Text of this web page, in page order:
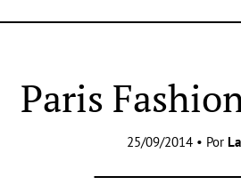
Paris
25/09/2014 • Por